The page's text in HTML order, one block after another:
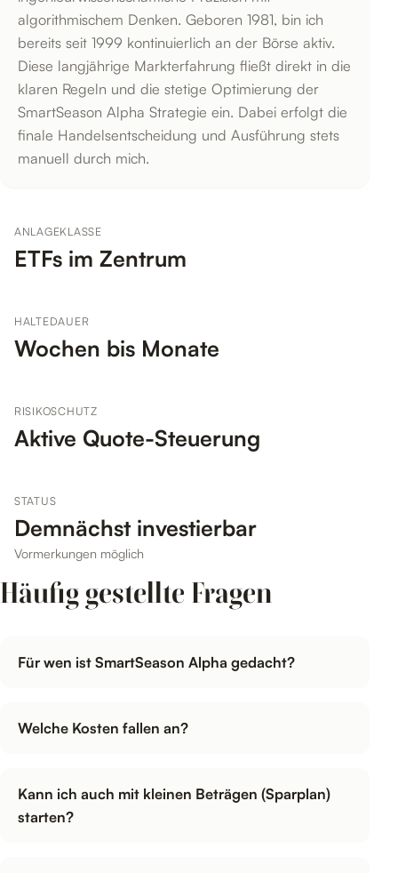
algorithmischem Denken. Geboren 1981, bin ich
bereits seit 1999 kontinuierlich an der Börse aktiv.
Diese langjährige Markterfahrung fließt direkt in die
klaren Regeln und die stetige Optimierung der
SmartSeason Alpha Strategie ein. Dabei erfolgt die
finale Handelsentscheidung und Ausführung stets
manuell durch mich.
ANLAGEKLASSE
ETFs im Zentrum
HALTEDAUER
Wochen bis Monate
RISIKOSCHUTZ
Aktive Quote-Steuerung
STATUS
Demnächst investierbar
Vormerkungen möglich
Häufig gestellte Fragen
Für wen ist SmartSeason Alpha gedacht?
Welche Kosten fallen an?
Kann ich auch mit kleinen Beträgen (Sparplan)
starten?